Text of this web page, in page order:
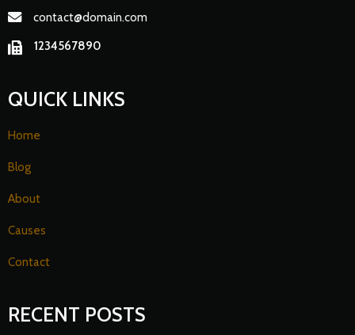
contact@domain.com
1234567890
QUICK LINKS
Home
Blog
About
Causes
Contact
RECENT POSTS